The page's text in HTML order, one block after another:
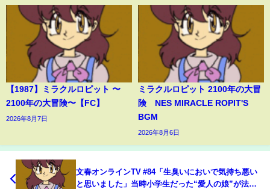
【1987】ミラクルロピット 〜
2100年の大冒険〜【FC】
2026年8月7日
ミラクルロピット 2100年の大冒
険 NES MIRACLE ROPIT'S
BGM
2026年8月6日
文春オンラインTV #84「生臭いにおいで気持ち悪い
と思いました」当時小学生だった“愛人の娘”が法廷